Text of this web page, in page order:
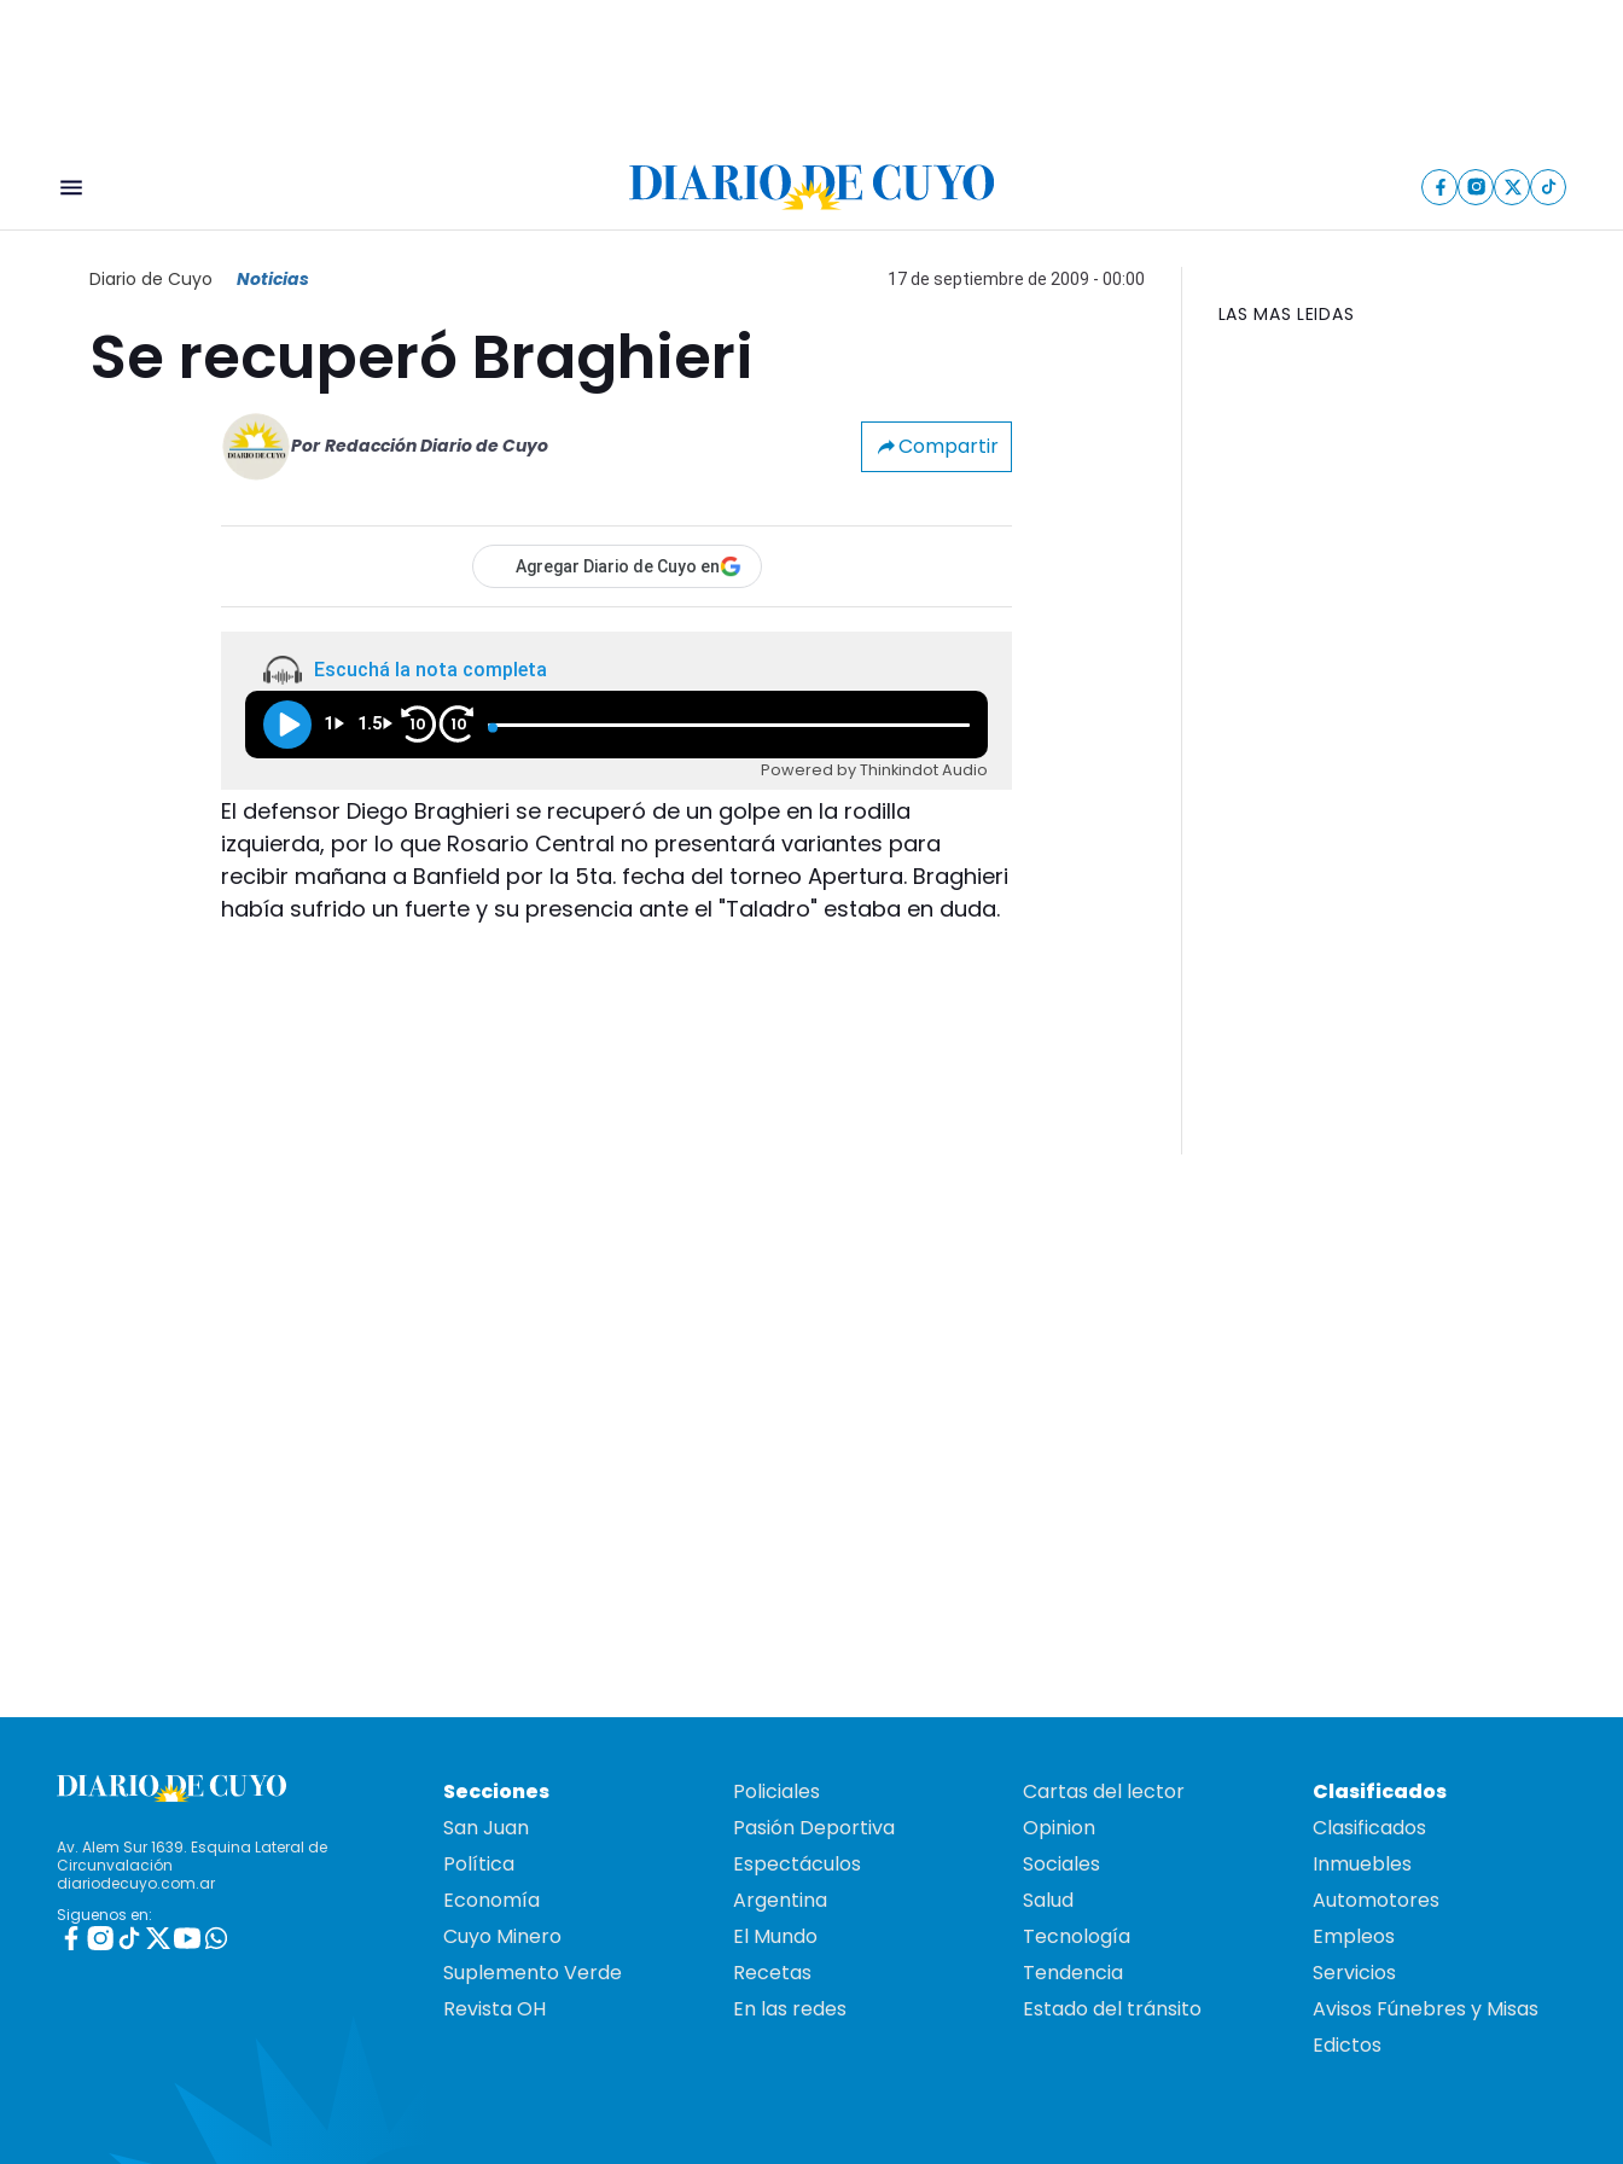
Diario de Cuyo Noticias 17 de septiembre de 2009 - 00:00
Se recuperó Braghieri
Por Redacción Diario de Cuyo Compartir
Agregar Diario de Cuyo en
Escuchá la nota completa
1 1.5 10 10
Powered by Thinkindot Audio
El defensor Diego Braghieri se recuperó de un golpe en la rodilla
izquierda, por lo que Rosario Central no presentará variantes para
recibir mañana a Banfield por la 5ta. fecha del torneo Apertura. Braghieri
había sufrido un fuerte y su presencia ante el "Taladro" estaba en duda.
LAS MAS LEIDAS
Av. Alem Sur 1639. Esquina Lateral de
Circunvalación
diariodecuyo.com.ar
Siguenos en:
Secciones
San Juan
Política
Economía
Cuyo Minero
Suplemento Verde
Revista OH
Policiales
Pasión Deportiva
Espectáculos
Argentina
El Mundo
Recetas
En las redes
Cartas del lector
Opinion
Sociales
Salud
Tecnología
Tendencia
Estado del tránsito
Clasificados
Clasificados
Inmuebles
Automotores
Empleos
Servicios
Avisos Fúnebres y Misas
Edictos